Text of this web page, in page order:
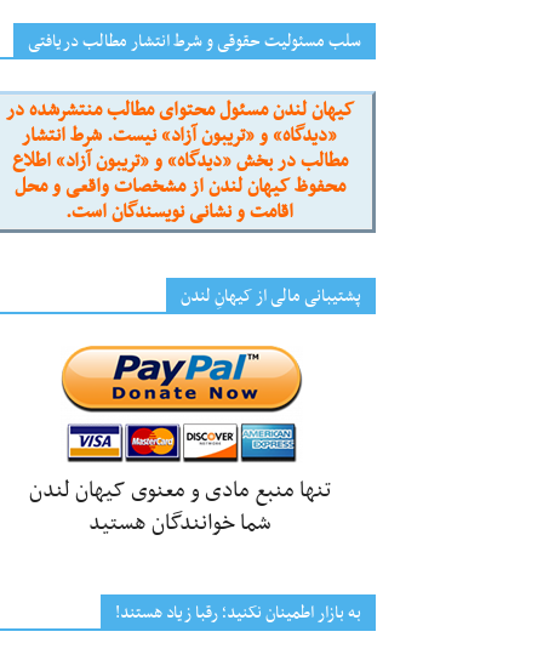
سلب مسئولیت حقوقی و شرط انتشار مطالب دریافتی
کیهان لندن مسئول محتوای مطالب منتشرشده در
«دیدگاه» و «تریبون آزاد» نیست. شرط انتشار
مطالب در بخش «دیدگاه» و «تریبون آزاد» اطلاع
محفوظ کیهان لندن از مشخصات واقعی و محل
اقامت و نشانی نویسندگان است.
پشتیبانی مالی از کیهانِ لندن
تنها منبع مادی و معنوی کیهان لندن
شما خوانندگان هستید
به بازار اطمینان نکنید؛ رقبا زیاد هستند!